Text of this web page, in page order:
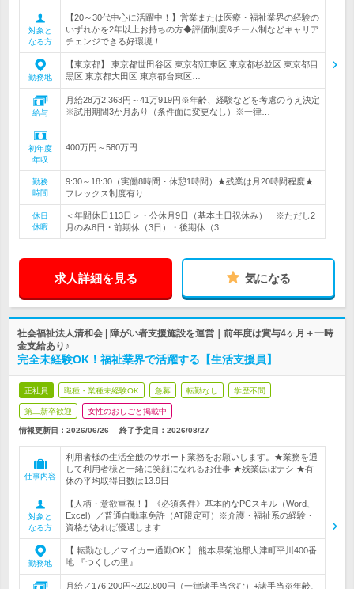
対象と
なる方
【20～30代中心に活躍中！】営業または医療・福祉業界の経験の
いずれかを2年以上お持ちの方◆評価制度&チーム制などキャリア
チェンジできる好環境！
勤務地
【東京都】 東京都世田谷区 東京都江東区 東京都杉並区 東京都目
黒区 東京都大田区 東京都台東区…
給与
月給28万2,363円～41万919円※年齢、経験などを考慮のうえ決定
※試用期間3か月あり（条件面に変更なし）※一律…
初年度
年収
400万円～580万円
勤務
時間
9:30～18:30（実働8時間・休憩1時間）★残業は月20時間程度★
フレックス制度有り
休日
休暇
＜年間休日113日＞・公休月9日（基本土日祝休み） ※ただし2
月のみ8日・前期休（3日）・後期休（3…
求人詳細を見る 気になる
社会福祉法人清和会 | 障がい者支援施設を運営｜前年度は賞与4ヶ月＋一時
金支給あり♪
完全未経験OK！福祉業界で活躍する【生活支援員】
正社員 職種・業種未経験OK 急募 転勤なし 学歴不問
第二新卒歓迎 女性のおしごと掲載中
情報更新日：2026/06/26 終了予定日： 2026/08/27
仕事内容
利用者様の生活全般のサポート業務をお願いします。★業務を通
して利用者様と一緒に笑顔になれるお仕事 ★残業ほぼナシ ★有
休の平均取得日数は13.9日
対象と
なる方
【人柄・意欲重視！】《必須条件》基本的なPCスキル（Word、
Excel）／普通自動車免許（AT限定可）※介護・福祉系の経験・
資格があれば優遇します
勤務地
【 転勤なし／マイカー通勤OK 】 熊本県菊池郡大津町平川400番
地 『つくしの里』
月給／176,200円~202,800円（一律諸手当含む）+諸手当※年齢、